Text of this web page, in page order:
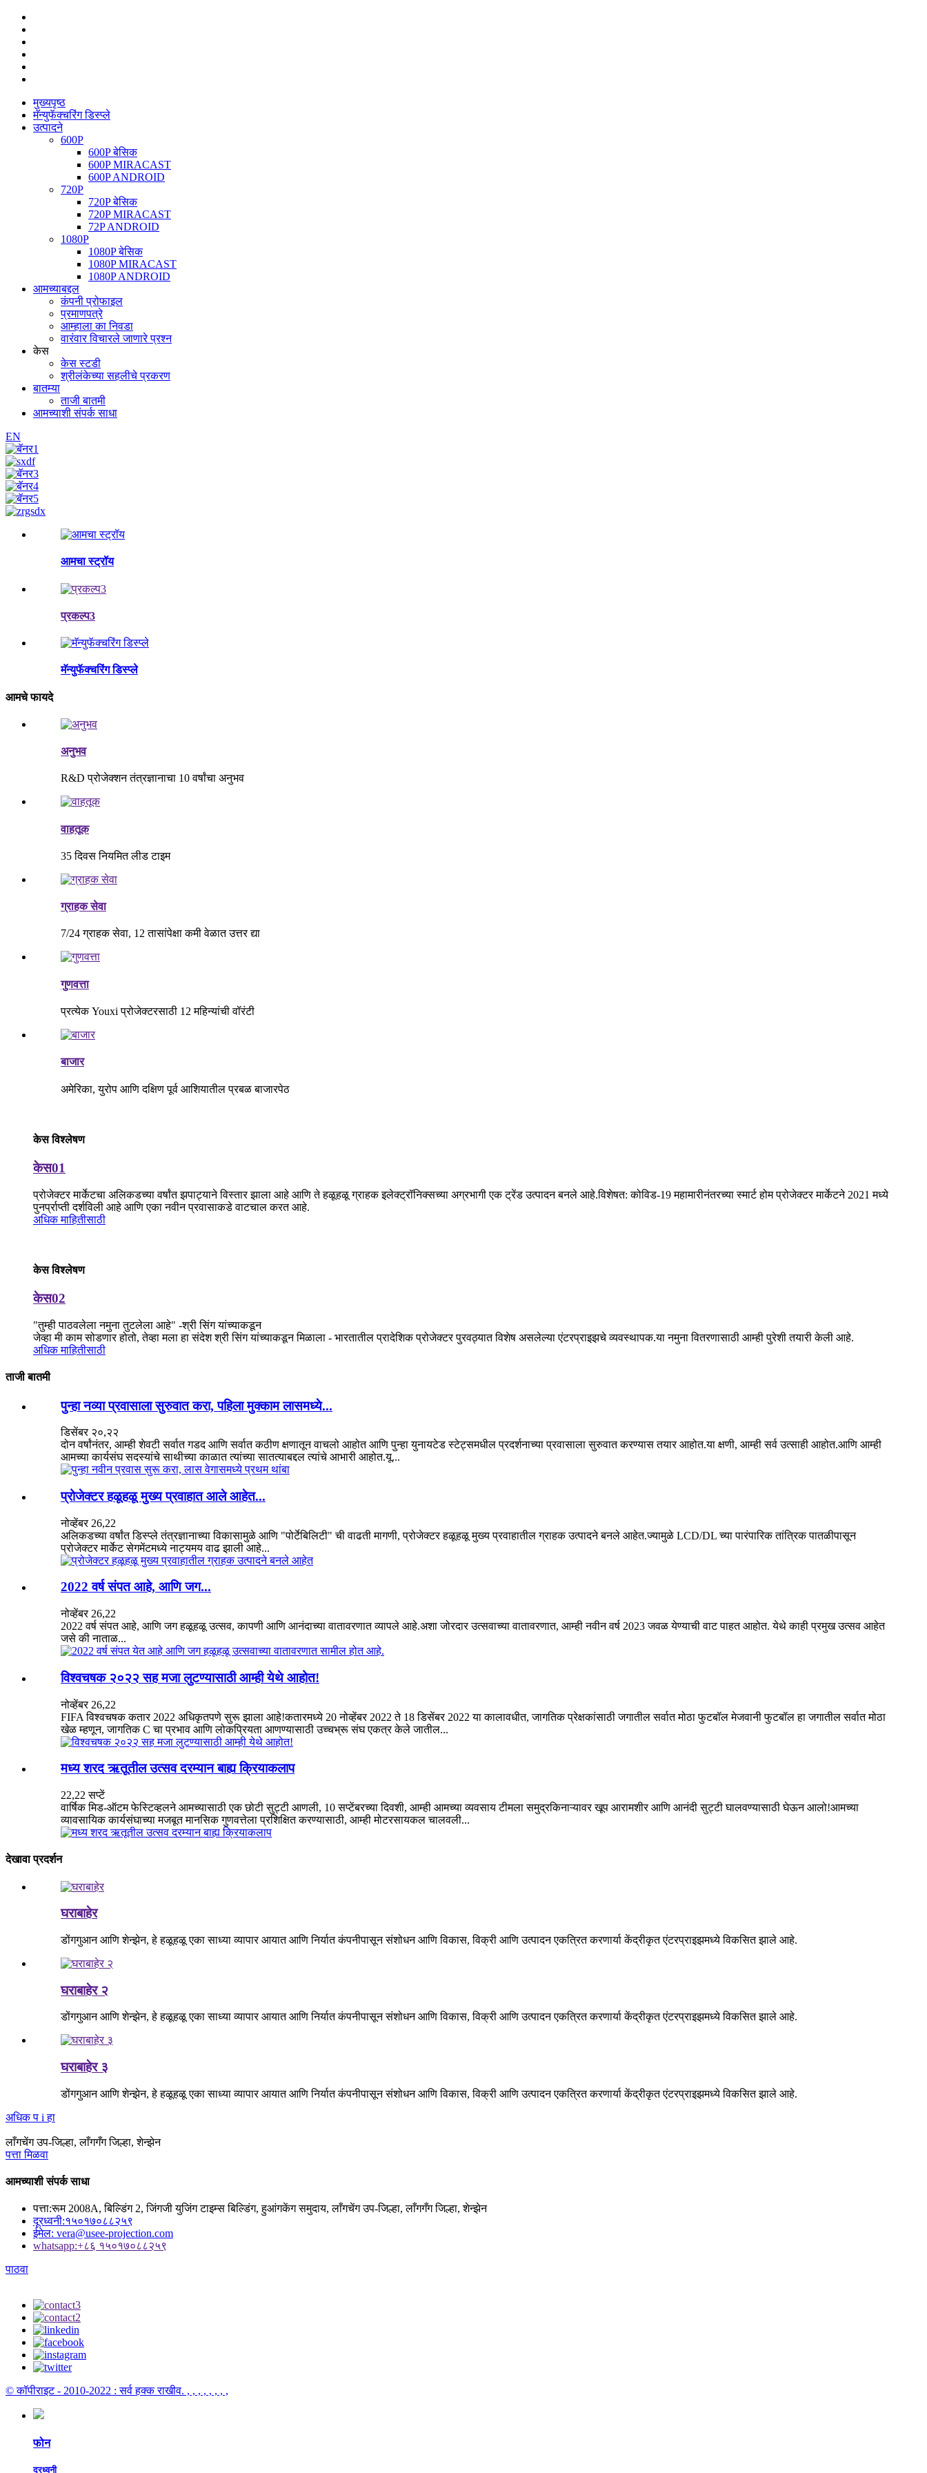
मुख्यपृष्ठ
मॅन्युफॅक्चरिंग डिस्प्ले
उत्पादने
600P
600P बेसिक
600P MIRACAST
600P ANDROID
720P
720P बेसिक
720P MIRACAST
72P ANDROID
1080P
1080P बेसिक
1080P MIRACAST
1080P ANDROID
आमच्याबद्दल
कंपनी प्रोफाइल
प्रमाणपत्रे
आम्हाला का निवडा
वारंवार विचारले जाणारे प्रश्न
केस
केस स्टडी
श्रीलंकेच्या सहलीचे प्रकरण
बातम्या
ताजी बातमी
आमच्याशी संपर्क साधा
EN
आमचा स्ट्रॉय
प्रकल्प3
मॅन्युफॅक्चरिंग डिस्प्ले
आमचे फायदे
अनुभव
R&D प्रोजेक्शन तंत्रज्ञानाचा 10 वर्षांचा अनुभव
वाहतूक
35 दिवस नियमित लीड टाइम
ग्राहक सेवा
7/24 ग्राहक सेवा, 12 तासांपेक्षा कमी वेळात उत्तर द्या
गुणवत्ता
प्रत्येक Youxi प्रोजेक्टरसाठी 12 महिन्यांची वॉरंटी
बाजार
अमेरिका, युरोप आणि दक्षिण पूर्व आशियातील प्रबळ बाजारपेठ
केस विश्लेषण
केस01
प्रोजेक्टर मार्केटचा अलिकडच्या वर्षांत झपाट्याने विस्तार झाला आहे आणि ते हळूहळू ग्राहक इलेक्ट्रॉनिक्सच्या अग्रभागी एक ट्रेंड उत्पादन बनले आहे.विशेषत: कोविड-19 महामारीनंतरच्या स्मार्ट होम प्रोजेक्टर मार्केटने 2021 मध्ये
पुनर्प्राप्ती दर्शविली आहे आणि एका नवीन प्रवासाकडे वाटचाल करत आहे.
अधिक माहितीसाठी
केस विश्लेषण
केस02
"तुम्ही पाठवलेला नमुना तुटलेला आहे" -श्री सिंग यांच्याकडून
जेव्हा मी काम सोडणार होतो, तेव्हा मला हा संदेश श्री सिंग यांच्याकडून मिळाला - भारतातील प्रादेशिक प्रोजेक्टर पुरवठ्यात विशेष असलेल्या एंटरप्राइझचे व्यवस्थापक.या नमुना वितरणासाठी आम्ही पुरेशी तयारी केली आहे.
अधिक माहितीसाठी
ताजी बातमी
पुन्हा नव्या प्रवासाला सुरुवात करा, पहिला मुक्काम लासमध्ये...
डिसेंबर २०,२२
दोन वर्षांनंतर, आम्ही शेवटी सर्वात गडद आणि सर्वात कठीण क्षणातून वाचलो आहोत आणि पुन्हा युनायटेड स्टेट्समधील प्रदर्शनाच्या प्रवासाला सुरुवात करण्यास तयार आहोत.या क्षणी, आम्ही सर्व उत्साही आहोत.आणि आम्ही
आमच्या कार्यसंघ सदस्यांचे साथीच्या काळात त्यांच्या सातत्याबद्दल त्यांचे आभारी आहोत.यू...
प्रोजेक्टर हळूहळू मुख्य प्रवाहात आले आहेत...
नोव्हेंबर 26,22
अलिकडच्या वर्षांत डिस्प्ले तंत्रज्ञानाच्या विकासामुळे आणि "पोर्टेबिलिटी" ची वाढती मागणी, प्रोजेक्टर हळूहळू मुख्य प्रवाहातील ग्राहक उत्पादने बनले आहेत.ज्यामुळे LCD/DL च्या पारंपारिक तांत्रिक पातळीपासून
प्रोजेक्टर मार्केट सेगमेंटमध्ये नाट्यमय वाढ झाली आहे...
2022 वर्ष संपत आहे, आणि जग...
नोव्हेंबर 26,22
2022 वर्ष संपत आहे, आणि जग हळूहळू उत्सव, कापणी आणि आनंदाच्या वातावरणात व्यापले आहे.अशा जोरदार उत्सवाच्या वातावरणात, आम्ही नवीन वर्ष 2023 जवळ येण्याची वाट पाहत आहोत. येथे काही प्रमुख उत्सव आहेत
जसे की नाताळ...
विश्वचषक २०२२ सह मजा लुटण्यासाठी आम्ही येथे आहोत!
नोव्हेंबर 26,22
FIFA विश्वचषक कतार 2022 अधिकृतपणे सुरू झाला आहे!कतारमध्ये 20 नोव्हेंबर 2022 ते 18 डिसेंबर 2022 या कालावधीत, जागतिक प्रेक्षकांसाठी जगातील सर्वात मोठा फुटबॉल मेजवानी फुटबॉल हा जगातील सर्वात मोठा
खेळ म्हणून, जागतिक C चा प्रभाव आणि लोकप्रियता आणण्यासाठी उच्चभ्रू संघ एकत्र केले जातील...
मध्य शरद ऋतूतील उत्सव दरम्यान बाह्य क्रियाकलाप
22,22 सप्टें
वार्षिक मिड-ऑटम फेस्टिव्हलने आमच्यासाठी एक छोटी सुट्टी आणली, 10 सप्टेंबरच्या दिवशी, आम्ही आमच्या व्यवसाय टीमला समुद्रकिनाऱ्यावर खूप आरामशीर आणि आनंदी सुट्टी घालवण्यासाठी घेऊन आलो!आमच्या
व्यावसायिक कार्यसंघाच्या मजबूत मानसिक गुणवत्तेला प्रशिक्षित करण्यासाठी, आम्ही मोटरसायकल चालवली...
देखावा प्रदर्शन
घराबाहेर
डोंगगुआन आणि शेन्झेन, हे हळूहळू एका साध्या व्यापार आयात आणि निर्यात कंपनीपासून संशोधन आणि विकास, विक्री आणि उत्पादन एकत्रित करणार्या केंद्रीकृत एंटरप्राइझमध्ये विकसित झाले आहे.
घराबाहेर २
डोंगगुआन आणि शेन्झेन, हे हळूहळू एका साध्या व्यापार आयात आणि निर्यात कंपनीपासून संशोधन आणि विकास, विक्री आणि उत्पादन एकत्रित करणार्या केंद्रीकृत एंटरप्राइझमध्ये विकसित झाले आहे.
घराबाहेर ३
डोंगगुआन आणि शेन्झेन, हे हळूहळू एका साध्या व्यापार आयात आणि निर्यात कंपनीपासून संशोधन आणि विकास, विक्री आणि उत्पादन एकत्रित करणार्या केंद्रीकृत एंटरप्राइझमध्ये विकसित झाले आहे.
अधिक प i हा
लाँगचेंग उप-जिल्हा, लाँगगँग जिल्हा, शेन्झेन
पत्ता मिळवा
आमच्याशी संपर्क साधा
पत्ता:रूम 2008A, बिल्डिंग 2, जिंगजी युजिंग टाइम्स बिल्डिंग, हुआंगकेंग समुदाय, लाँगचेंग उप-जिल्हा, लाँगगँग जिल्हा, शेन्झेन
दूरध्वनी:१५०१७०८८२५९
ईमेल: vera@usee-projection.com
whatsapp:+८६ १५०१७०८८२५९
पाठवा
© कॉपीराइट - 2010-2022 : सर्व हक्क राखीव. , , , , , , , ,
फोन
दूरध्वनी